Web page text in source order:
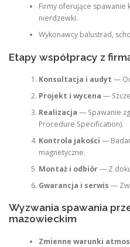
Firmy oferujące spawanie
nierdzewki.
Wykonawcy balustrad,
Etapy współpracy z
Konsultacja i audyt —
Projekt i wycena —
Realizacja — Spawanie
Procedure Specification).
Kontrola jakości —
magnetyczne.
Montaż i odbiór— Z
Gwarancja i serwis —
Wyzwania spawania
mazowieckim
Zmienne warunki